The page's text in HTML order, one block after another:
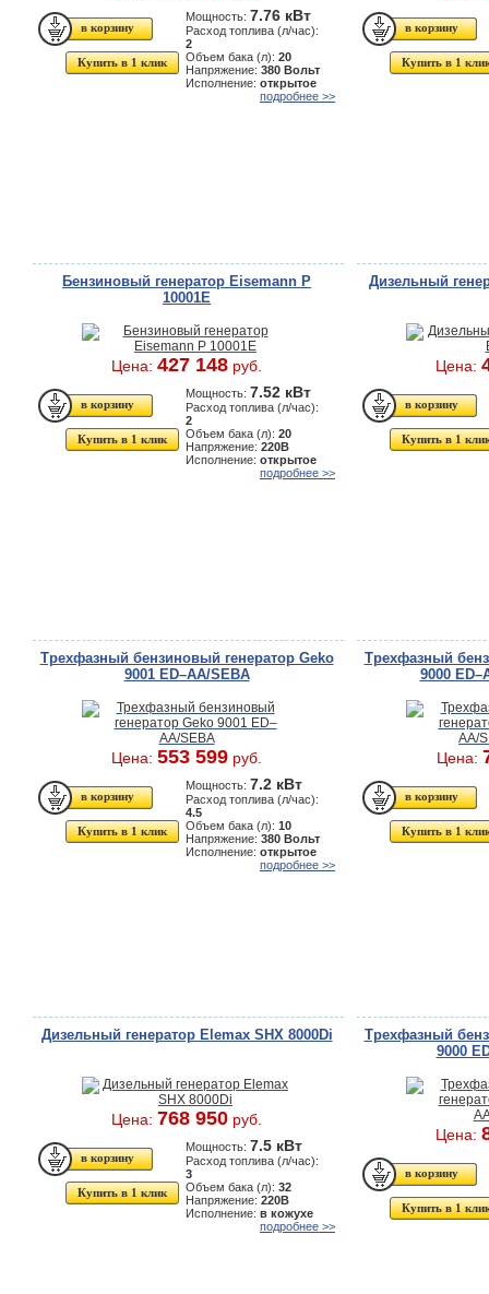
Купить в 1 клик
Мощность: 7.76 кВт
Расход топлива (л/час):
2
Объем бака (л): 20
Напряжение: 380 Вольт
Исполнение: открытое
подробнее >>
Купить в 1
Бензиновый генератор Eisemann P
10001E
Цена: 427 148 руб.
Купить в 1 клик
Мощность: 7.52 кВт
Расход топлива (л/час):
2
Объем бака (л): 20
Напряжение: 220В
Исполнение: открытое
подробнее >>
Дизельный
Цена:
Купить в 1
Трехфазный бензиновый генератор Geko
9001 ED–AA/SEBA
Цена: 553 599 руб.
Купить в 1 клик
Мощность: 7.2 кВт
Расход топлива (л/час):
4.5
Объем бака (л): 10
Напряжение: 380 Вольт
Исполнение: открытое
подробнее >>
Трехфазный
9000
Цена:
Купить в 1
Дизельный генератор Elemax SHX 8000Di
Цена: 768 950 руб.
Купить в 1 клик
Мощность: 7.5 кВт
Расход топлива (л/час):
3
Объем бака (л): 32
Напряжение: 220В
Исполнение: в кожухе
подробнее >>
Трехфазный
9000
Цена:
Купить в 1